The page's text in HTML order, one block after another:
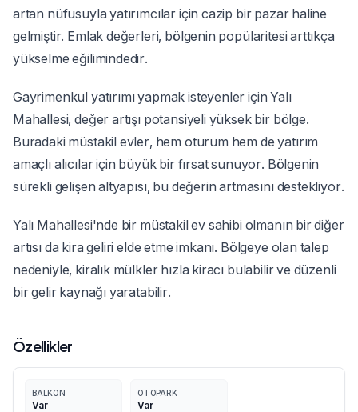
artan nüfusuyla yatırımcılar için cazip bir pazar haline
gelmiştir. Emlak değerleri, bölgenin popülaritesi arttıkça
yükselme eğilimindedir.
Gayrimenkul yatırımı yapmak isteyenler için Yalı
Mahallesi, değer artışı potansiyeli yüksek bir bölge.
Buradaki müstakil evler, hem oturum hem de yatırım
amaçlı alıcılar için büyük bir fırsat sunuyor. Bölgenin
sürekli gelişen altyapısı, bu değerin artmasını destekliyor.
Yalı Mahallesi'nde bir müstakil ev sahibi olmanın bir diğer
artısı da kira geliri elde etme imkanı. Bölgeye olan talep
nedeniyle, kiralık mülkler hızla kiracı bulabilir ve düzenli
bir gelir kaynağı yaratabilir.
Özellikler
BALKON
Var
OTOPARK
Var